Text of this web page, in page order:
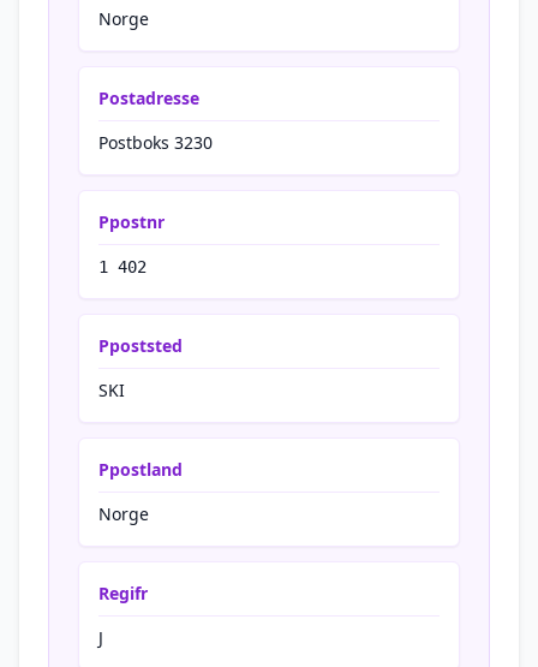
Norge
Postadresse
Postboks 3230
Ppostnr
1 402
Ppoststed
SKI
Ppostland
Norge
Regifr
J